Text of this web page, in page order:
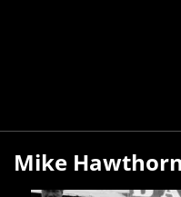
Mike Hawthorn